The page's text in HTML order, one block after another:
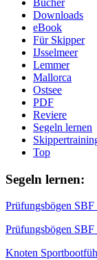
Bücher
Downloads
eBook
Für Skipper
IJsselmeer
Lemmer
Mallorca
Ostsee
PDF
Reviere
Segeln lernen
Top
Segeln lernen:
Prüfungsbögen
Prüfungsbögen SBF
Knoten